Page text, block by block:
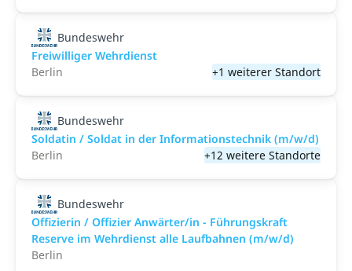
Bundeswehr
Freiwilliger Wehrdienst
Berlin
+1 weiterer Standort
Bundeswehr
Soldatin / Soldat in der Infor­mations­technik (m/w/d)
Berlin
+12 weitere Standorte
Bundeswehr
Offizierin / Offizier Anwärter/in - Führungskraft
Reserve im Wehrdienst alle Laufbahnen (m/w/d)
Berlin